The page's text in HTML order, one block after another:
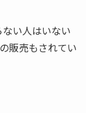
い人はいない
販売もされてい